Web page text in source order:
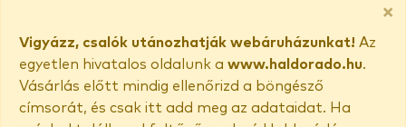
×
Vigyázz, csalók utánozhatják webáruházunkat! Az
egyetlen hivatalos oldalunk a www.haldorado.hu.
Vásárlás előtt mindig ellenőrizd a böngésző
címsorát, és csak itt add meg az adataidat. Ha